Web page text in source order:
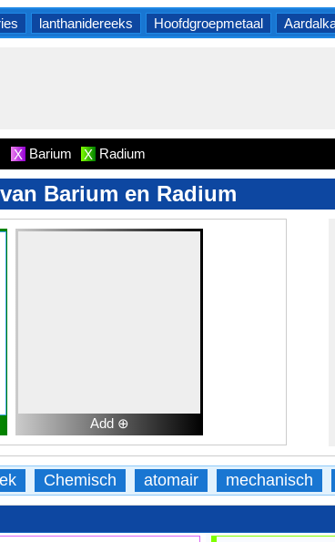
lanthanidereeks Hoofdgroepmetaal
X Barium X Radium
Barium en Radium
Add ⊕
Chemisch atomair mechanisch